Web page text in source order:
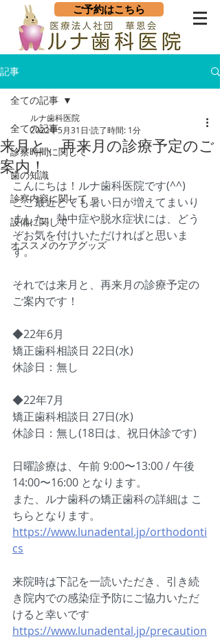
ご予約はこちら
記事
全ての記事
診察時間に関して
歯の知識
診察内容に関して
設備に関して
オススメのケアグッズ
全ての記事
来月と、再来月の診療予定のご
案内！
ルナ歯科医院
2022年5月31日 読了時間: 1分
こんにちは！ルナ歯科医院です(^^)
ここ最近とても暑い日が増えてまいり
ました。熱中症や脱水症状には、どう
ぞお気を付けいただければと思いま
す。
それでは来月と、再来月の診療予定の
ご案内です！
◆22年6月
矯正歯科相談日 22日(水)
休診日：無し
◆22年7月
矯正歯科相談日 27日(水)
休診日：無し(18日は、祝日休診です)
日曜診療は、午前 9:00〜13:00 / 午後
14:00〜16:00 となります。
また、ルナ歯科の矯正歯科の詳細は こ
ちらとなります。
https://www.lunadental.jp/orthodonti
cs
来院時は下記を一読いただき、引き続
き院内での感染症予防にご協力いただ
けると幸いです
https://www.lunadental.jp/precaution